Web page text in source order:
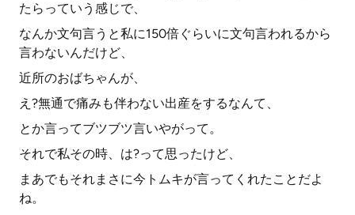
たらっていう感じで、
なんか文句言うと私に150倍ぐらいに文句言われるから
言わないんだけど、
近所のおばちゃんが、
え?無通で痛みも伴わない出産をするなんて、
とか言ってブツブツ言いやがって。
それで私その時、は?って思ったけど、
まあでもそれまさに今トムキが言ってくれたことだよ
ね。